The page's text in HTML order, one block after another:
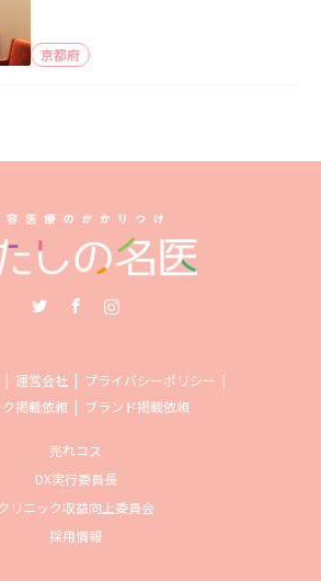
京都府
運営会社
プライバシーポリシー
掲載依頼
ブランド掲載依頼
売れコス
DX実行委員長
リニック収益向上委員会
採用情報